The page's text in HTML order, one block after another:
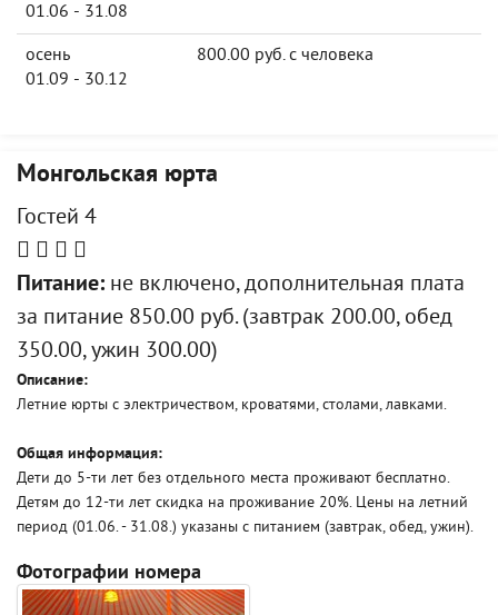
01.06 - 31.08
осень
01.09 - 30.12
800.00 руб. с человека
Монгольская юрта
Гостей 4
Питание: не включено, дополнительная плата
за питание 850.00 руб. (завтрак 200.00, обед
350.00, ужин 300.00)
Описание:
Летние юрты с электричеством, кроватями, столами, лавками.
Общая информация:
Дети до 5-ти лет без отдельного места проживают бесплатно.
Детям до 12-ти лет скидка на проживание 20%. Цены на летний
период (01.06. - 31.08.) указаны с питанием (завтрак, обед, ужин).
Фотографии номера